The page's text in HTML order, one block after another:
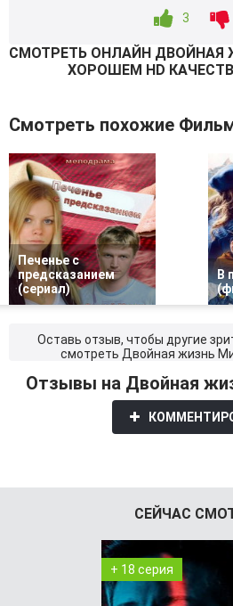
3
СМОТРEТЬ ОНЛАЙН ДВОЙНАЯ
ХОРОШЕМ HD
Смотреть похожие
Печенье с
предсказанием
(сериал)
В
Оставь отзыв, чтобы другие
смотреть Двойная жизнь
Отзывы на Двойная
СЕЙЧАС
+ 18 серия